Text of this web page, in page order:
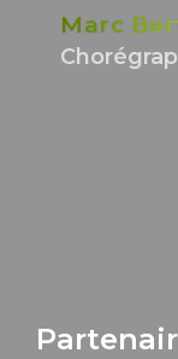
Marc